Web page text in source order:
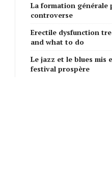
La formation générale
controverse
Erectile dysfunction
and what to do
Le jazz et le blues mis
festival prospère